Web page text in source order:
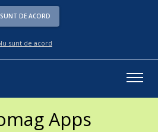
SUNT DE ACORD
sunt de acord
Apps